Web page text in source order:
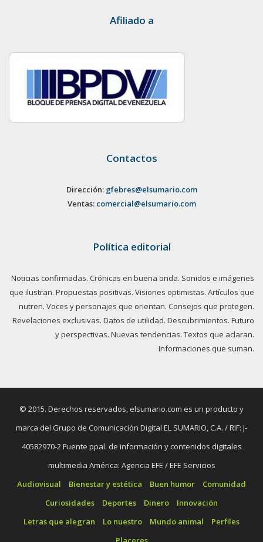
Afiliado a
Contactos
Dirección: gfebres@elsumario.com
Ventas: comercial@elsumario.com
Política editorial
Noticias confirmadas. Crónicas en buena onda. Sonidos e imágenes
que ilustran. Propuestas positivas. Visiones optimistas. Artículos que
nutren. Voces y personajes que orientan. Consejos que protegen.
Revelaciones exclusivas. Datos de utilidad. Descubrimientos. Futuro
y perspectivas. Nuevas tendencias. Textos que aclaran.
Informaciones que suman.
© 2015. Derechos reservados, elsumario.com es un producto y
marca del Grupo de Comunicación Digital EL SUMARIO, C.A. / RIF: J-
40582970-2 Fuente ppal. de información y contenidos digitales
multimedia América: Agencia EFE / EFE Servicios
Audiovisual
Bienestar y estética Buen humor
Comunidad
Curiosidades
Deportes Dinero
Innovación
Letras que alegran
Lo nuestro Mundo animal
Perfiles